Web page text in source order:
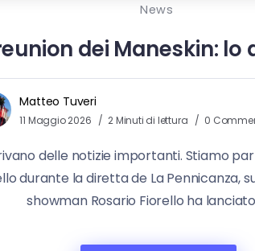
News
dei Maneskin: lo
Matteo Tuveri
11 Maggio 2026 2 Minuti di lettura 0
delle notizie importanti. Stiamo
durante la diretta de La Pennicanza,
showman Rosario Fiorello ha